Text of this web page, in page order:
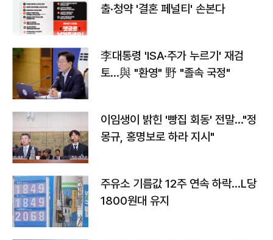
출·청약 '결혼 페널티' 손본다
李대통령 'ISA·주가 누르기' 재검
토…與 "환영" 野 "졸속 국정"
이임생이 밝힌 '빵집 회동' 전말…"정
몽규, 홍명보로 하라 지시"
주유소 기름값 12주 연속 하락…L당
1800원대 유지